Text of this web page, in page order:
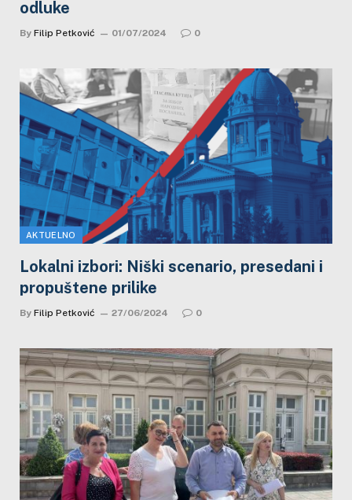
odluke
By Filip Petković 01/07/2024 0
AKTUELNO
Lokalni izbori: Niški scenario, presedani i
propuštene prilike
By Filip Petković 27/06/2024 0